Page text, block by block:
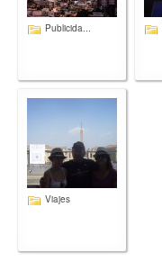
Publicida...
Viajes